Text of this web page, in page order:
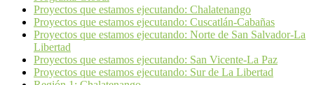
Proyectos que estamos ejecutando: Chalatenango
Proyectos que estamos ejecutando: Cuscatlán-Cabañas
Proyectos que estamos ejecutando: Norte de San Salvador-La
Libertad
Proyectos que estamos ejecutando: San Vicente-La Paz
Proyectos que estamos ejecutando: Sur de La Libertad